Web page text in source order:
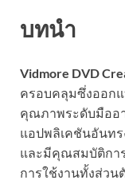
บทนำ
Vidmore DVD
ครอบคลุมซึ่งออก
คุณภาพระดับมืออ
แอปพลิเคชันอันทร
และมีคุณสมบัติกา
การใช้งานทั้งส่วน